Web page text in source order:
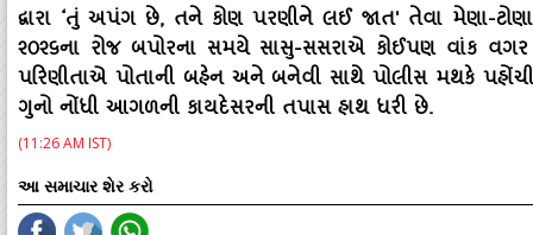
દ્વારા ‘તું અપંગ છે, તને કોણ પરણીને લઈ જાત' તેવા મેણા-
૨૦૨૬ના રોજ બપોરના સમયે સાસુ-સસરાએ કોઈપણ વાંક વગર
પરિણીતાએ પોતાની બહેન અને બનેવી સાથે પોલીસ મથકે
ગુનો નોંધી આગળની કાયદેસરની તપાસ હાથ ધરી છે.
(11:26 AM IST)
આ સમાચાર શેર કરો